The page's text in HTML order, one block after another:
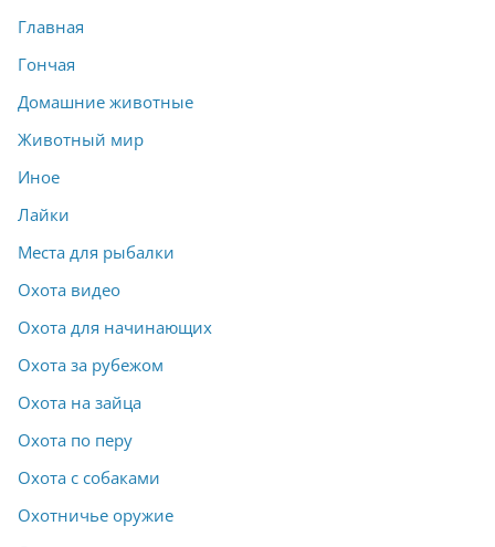
Главная
Гончая
Домашние животные
Животный мир
Иное
Лайки
Места для рыбалки
Охота видео
Охота для начинающих
Охота за рубежом
Охота на зайца
Охота по перу
Охота с собаками
Охотничье оружие